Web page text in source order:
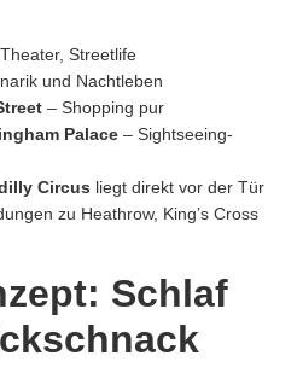
Streetlife
und Nachtleben
– Shopping pur
Palace – Sightseeing-
Circus liegt direkt vor der Tür
zu Heathrow, King’s Cross
Schlaf